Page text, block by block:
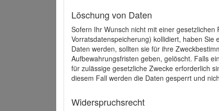
Löschung von Daten
Sofern Ihr Wunsch nicht mit einer
Vorratsdatenspeicherung) kollidiert, haben
Daten werden, sollten sie für ihre
Aufbewahrungsfristen geben, gelöscht. Falls
für zulässige gesetzliche Zwecke erforderlich
diesem Fall werden die Daten gesperrt und
Widerspruchsrecht